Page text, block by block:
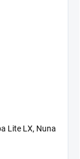
Lite LX, Nuna